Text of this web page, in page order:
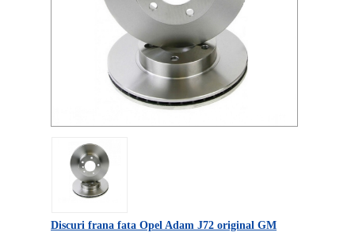
Discuri frana fata Opel Adam J72 original GM